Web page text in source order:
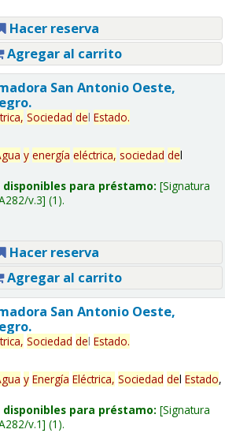
Hacer reserva
Agregar al carrito
San Antonio Oeste,
Sociedad del Estado.
y energía eléctrica, sociedad del
disponibles para préstamo: Signatura
v.3 (1).
Hacer reserva
Agregar al carrito
San Antonio Oeste,
Sociedad del Estado.
y Energía Eléctrica, Sociedad del Estado,
disponibles para préstamo: Signatura
v.1 (1).